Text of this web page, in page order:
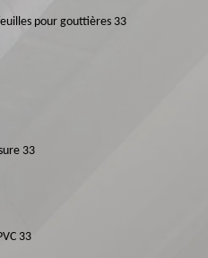
pour gouttières 33
33
33